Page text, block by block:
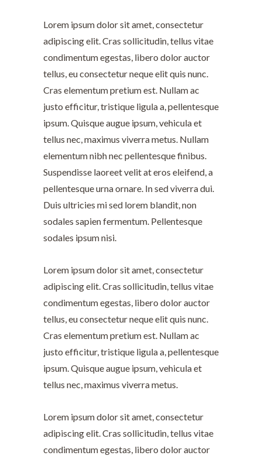
Lorem ipsum dolor sit amet, consectetur
adipiscing elit. Cras sollicitudin, tellus vitae
condimentum egestas, libero dolor auctor
tellus, eu consectetur neque elit quis nunc.
Cras elementum pretium est. Nullam ac
justo efficitur, tristique ligula a, pellentesque
ipsum. Quisque augue ipsum, vehicula et
tellus nec, maximus viverra metus. Nullam
elementum nibh nec pellentesque finibus.
Suspendisse laoreet velit at eros eleifend, a
pellentesque urna ornare. In sed viverra dui.
Duis ultricies mi sed lorem blandit, non
sodales sapien fermentum. Pellentesque
sodales ipsum nisi.
Lorem ipsum dolor sit amet, consectetur
adipiscing elit. Cras sollicitudin, tellus vitae
condimentum egestas, libero dolor auctor
tellus, eu consectetur neque elit quis nunc.
Cras elementum pretium est. Nullam ac
justo efficitur, tristique ligula a, pellentesque
ipsum. Quisque augue ipsum, vehicula et
tellus nec, maximus viverra metus.
Lorem ipsum dolor sit amet, consectetur
adipiscing elit. Cras sollicitudin, tellus vitae
condimentum egestas, libero dolor auctor